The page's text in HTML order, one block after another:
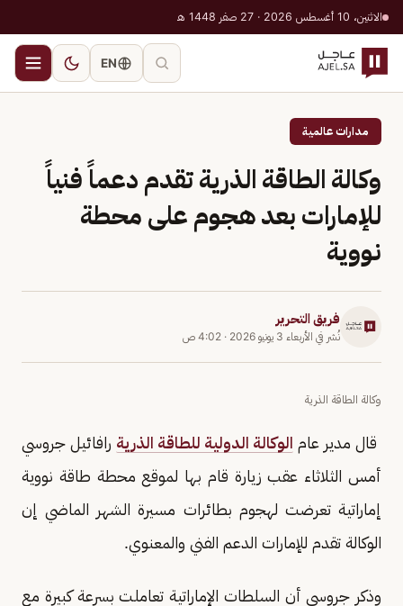
الاثنين، 10 أغسطس 2026 · 27 صفر 1448 هـ
EN
مدارات عالمية
وكالة الطاقة الذرية تقدم دعماً فنياً
للإمارات بعد هجوم على محطة
نووية
فريق التحرير
نُشر في الأربعاء 3 يونيو 2026 · 4:02 ص
وكالة الطاقة الذرية
قال مدير عام الوكالة الدولية للطاقة الذرية رافائيل جروسي
أمس الثلاثاء عقب زيارة قام بها لموقع محطة طاقة نووية
إماراتية تعرضت لهجوم بطائرات مسيرة الشهر الماضي إن
الوكالة تقدم للإمارات الدعم الفني والمعنوي.
وذكر جروسي أن السلطات الإماراتية تعاملت بسرعة كبيرة مع